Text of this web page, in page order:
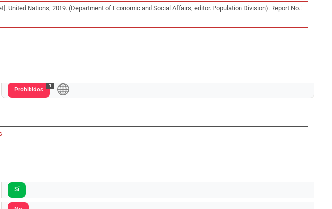
Nations; 2019. (Department of Economic and Social Affairs, editor. Population Division). Report No.:
Prohibidos
1
Sí